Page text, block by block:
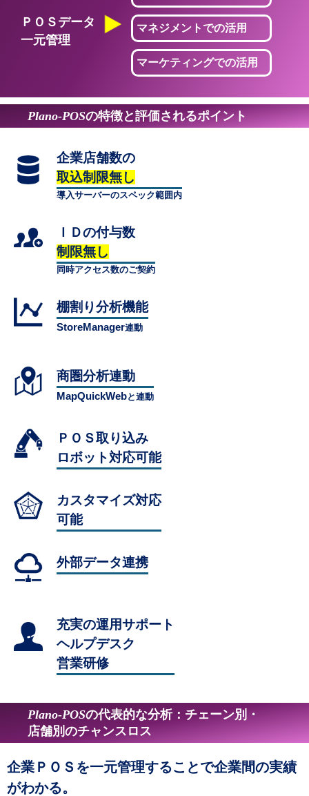
ＰＯＳデータ
一元管理
マネジメントでの活用
マーケティングでの活用
Plano-POSの特徴と評価されるポイント
企業店舗数の
取込制限無し
導入サーバーのスペック範囲内
ＩＤの付与数
制限無し
同時アクセス数のご契約
棚割り分析機能
StoreManager連動
商圏分析連動
MapQuickWebと連動
ＰＯＳ取り込み
ロボット対応可能
カスタマイズ対応
可能
外部データ連携
充実の運用サポート
ヘルプデスク
営業研修
Plano-POSの代表的な分析：チェーン別・
店舗別のチャンスロス
企業ＰＯＳを一元管理することで企業間の実績
がわかる。